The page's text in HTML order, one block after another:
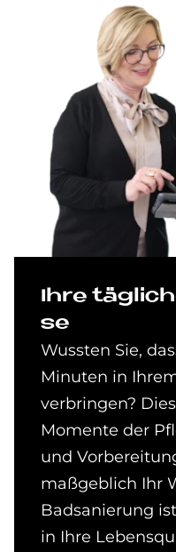
Ihre
se
Wussten Sie,
Minuten in
verbringen?
Momente der
und
maßgeblich Ihr
Badsanierung
in Ihre